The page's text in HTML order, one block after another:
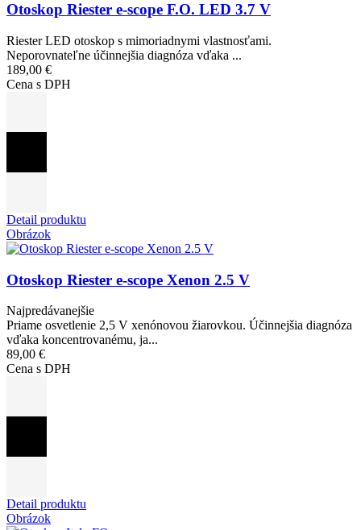
Otoskop Riester e-scope F.O. LED 3.7 V
Riester LED otoskop s mimoriadnymi vlastnosťami.
Neporovnateľne účinnejšia diagnóza vďaka ...
189,00 €
Cena s DPH
Detail produktu
Obrázok
Otoskop Riester e-scope Xenon 2.5 V
Najpredávanejšie
Priame osvetlenie 2,5 V xenónovou žiarovkou. Účinnejšia diagnóza
vďaka koncentrovanému, ja...
89,00 €
Cena s DPH
Detail produktu
Obrázok